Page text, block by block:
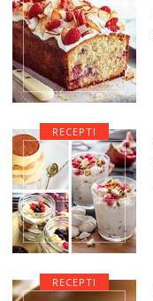
RECEPTI
RECEPTI